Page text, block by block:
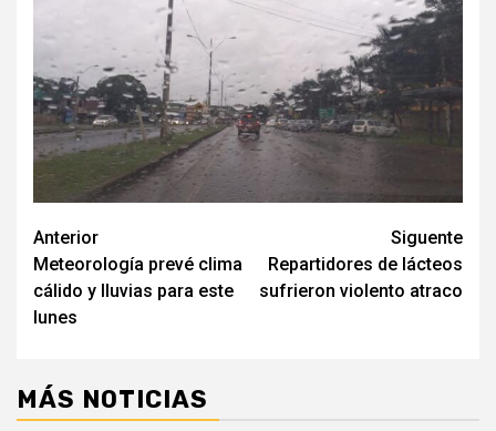
Navegación
de
entradas
Anterior
Meteorología prevé clima
cálido y lluvias para este
lunes
Siguente
Repartidores de lácteos
sufrieron violento atraco
MÁS NOTICIAS